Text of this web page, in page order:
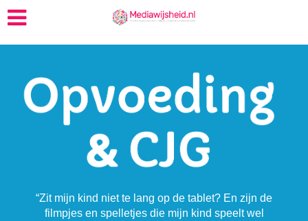
“Zit mijn kind niet te lang op de tablet? En zijn de
filmpjes en spelletjes die mijn kind speelt wel